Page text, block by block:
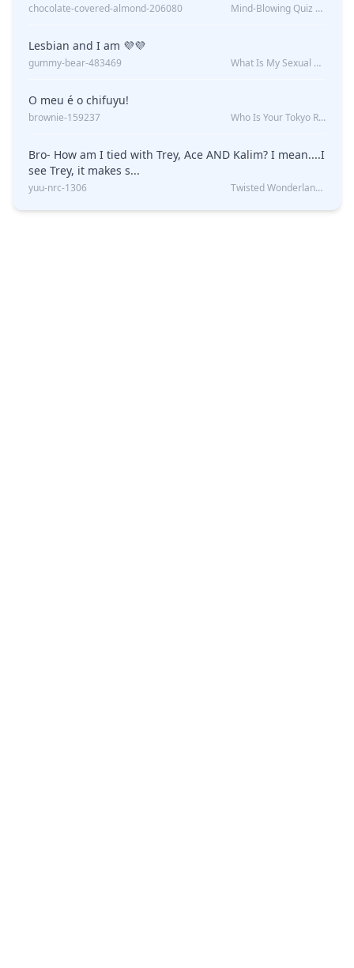
chocolate-covered-almond-206080 Mind-Blowing Quiz Reveals: Will I Be Alone Forever?
Lesbian and I am 💜💜
gummy-bear-483469 What Is My Sexual Orientation: Uncovered
O meu é o chifuyu!
brownie-159237 Who Is Your Tokyo Revengers Boyfriend?
Bro- How am I tied with Trey, Ace AND Kalim? I mean....I
see Trey, it makes s...
yuu-nrc-1306 Twisted Wonderland Kin Quiz